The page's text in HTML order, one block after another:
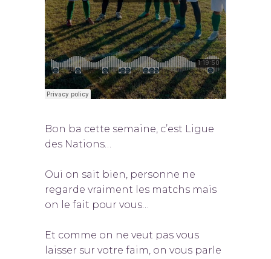
Bon ba cette semaine, c’est Ligue
des Nations…
Oui on sait bien, personne ne
regarde vraiment les matchs mais
on le fait pour vous…
Et comme on ne veut pas vous
laisser sur votre faim, on vous parle